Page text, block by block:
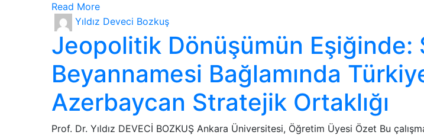
Read More
Yıldız Deveci Bozkuş
Jeopolitik Dönüşümün Eşiğinde:
Beyannamesi Bağlamında
Azerbaycan Stratejik Ortaklığı
Prof. Dr. Yıldız DEVECİ BOZKUŞ Ankara Üniversitesi, Öğretim Üyesi Özet Bu